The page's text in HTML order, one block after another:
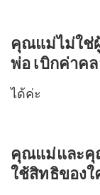
คุณแม่ไม่ใช่
พ่อ เบิกค่าค
ได้ค่ะ
คุณแม่และคุ
ใช้สิทธิของใ